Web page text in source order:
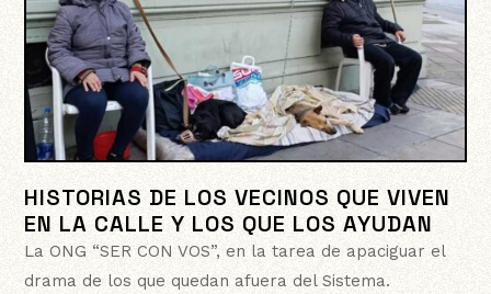
HISTORIAS DE LOS VECINOS QUE VIVEN
EN LA CALLE Y LOS QUE LOS AYUDAN
La ONG “SER CON VOS”, en la tarea de apaciguar el
drama de los que quedan afuera del Sistema.